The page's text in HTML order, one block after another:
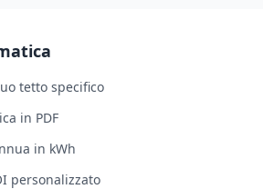
tetto specifico
in PDF
in kWh
personalizzato